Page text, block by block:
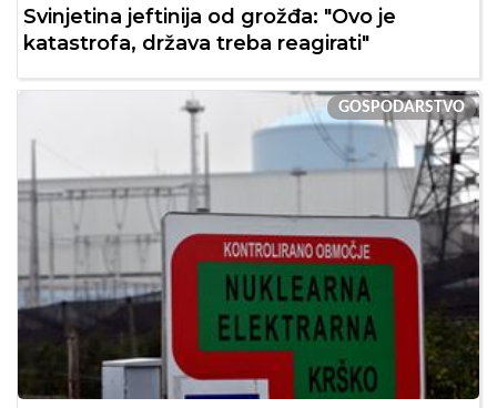
Svinjetina jeftinija od grožđa: "Ovo je
katastrofa, država treba reagirati"
GOSPODARSTVO